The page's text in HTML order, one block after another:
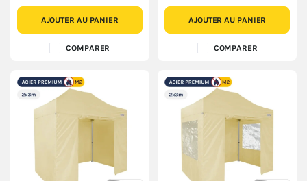
AJOUTER AU PANIER
COMPARER
AJOUTER AU PANIER
COMPARER